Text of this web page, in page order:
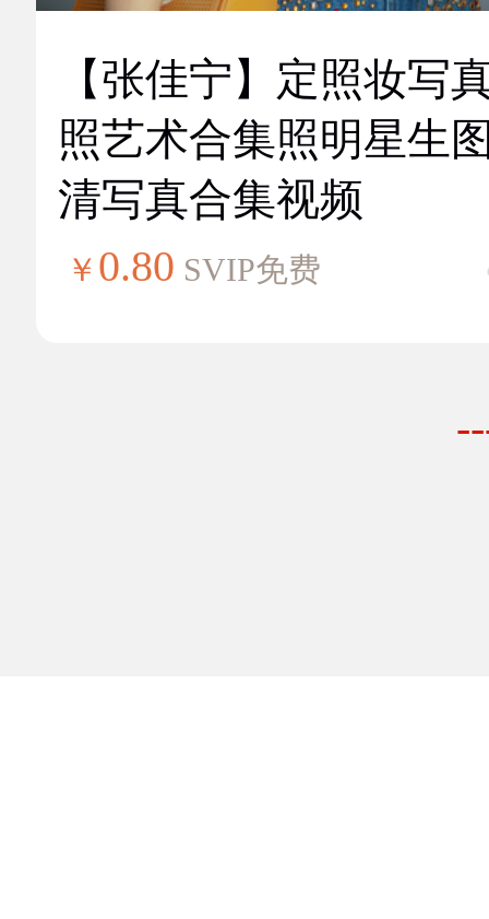
【张佳宁】定照妆写
照艺术合集照明星生
清写真合集视频
￥ 0.80 SVIP免费